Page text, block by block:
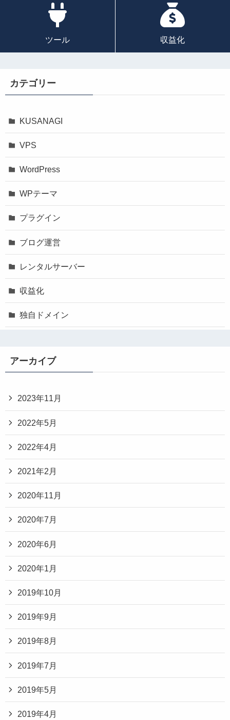
ツール 収益化
カテゴリー
KUSANAGI
VPS
WordPress
WPテーマ
プラグイン
ブログ運営
レンタルサーバー
収益化
独自ドメイン
アーカイブ
2023年11月
2022年5月
2022年4月
2021年2月
2020年11月
2020年7月
2020年6月
2020年1月
2019年10月
2019年9月
2019年8月
2019年7月
2019年5月
2019年4月